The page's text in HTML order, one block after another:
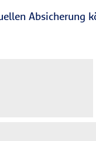
Absicherung